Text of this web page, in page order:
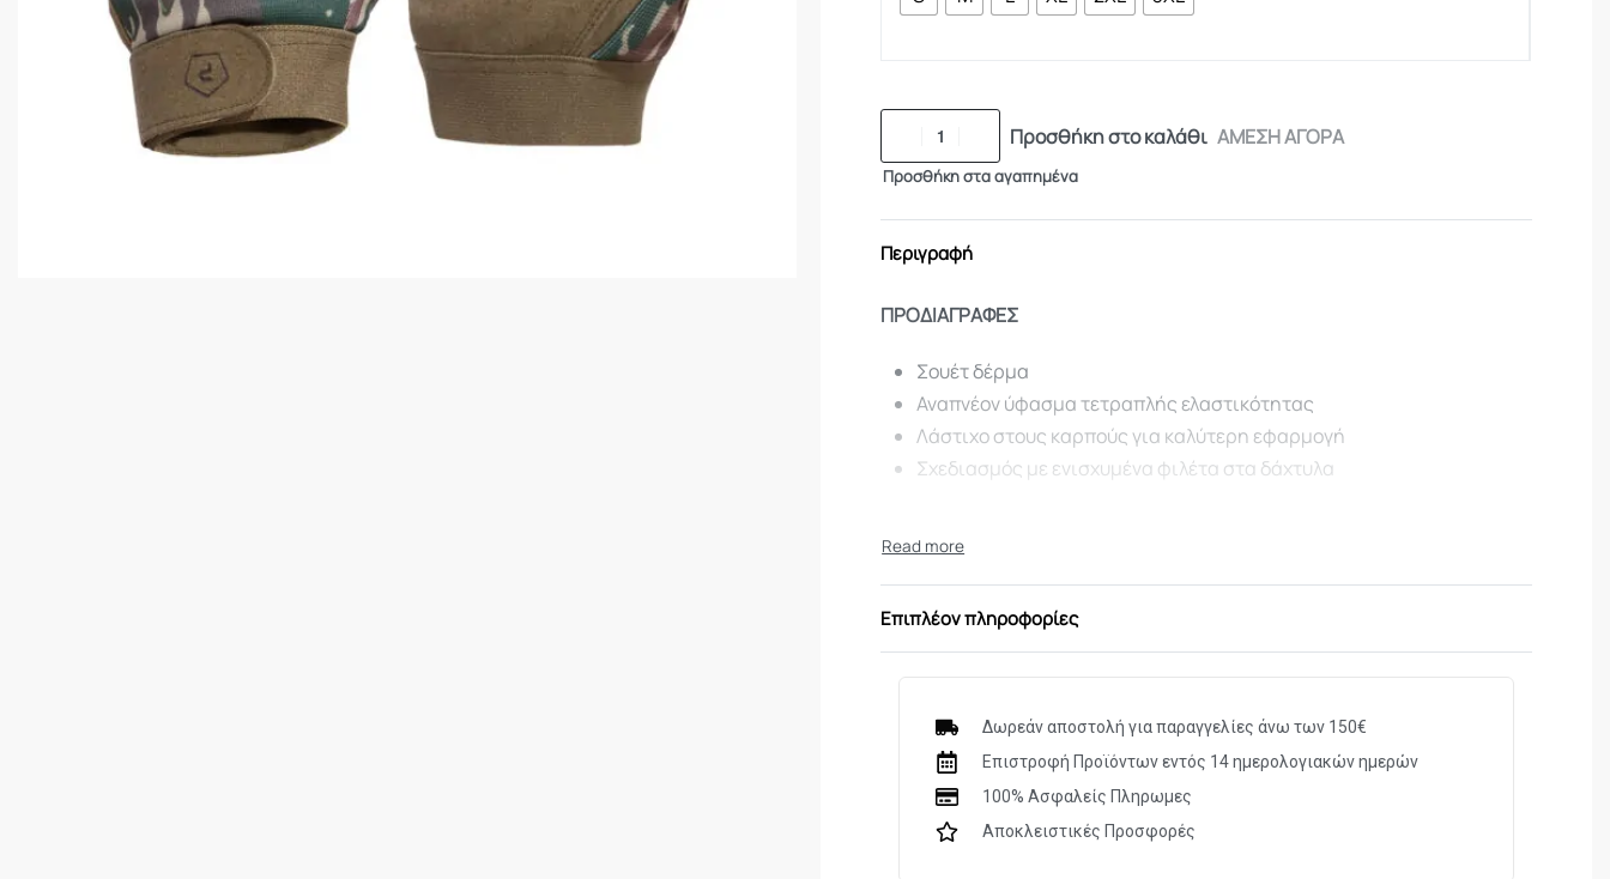
Προσθήκη στο καλάθι ΑΜΕΣΗ ΑΓΟΡΑ
Προσθήκη στα αγαπημένα
Περιγραφή
ΠΡΟΔΙΑΓΡΑΦΕΣ
Σουέτ δέρμα
Αναπνέον ύφασμα τετραπλής ελαστικότητας
Λάστιχο στους καρπούς για καλύτερη εφαρμογή
Σχεδιασμός με ενισχυμένα φιλέτα στα δάχτυλα
Επιπλέον πληροφορίες
Δωρεάν αποστολή για παραγγελίες άνω των 150€
Επιστροφή Προϊόντων εντός 14 ημερολογιακών ημερών
100% Ασφαλείς Πληρωμες
Αποκλειστικές Προσφορές